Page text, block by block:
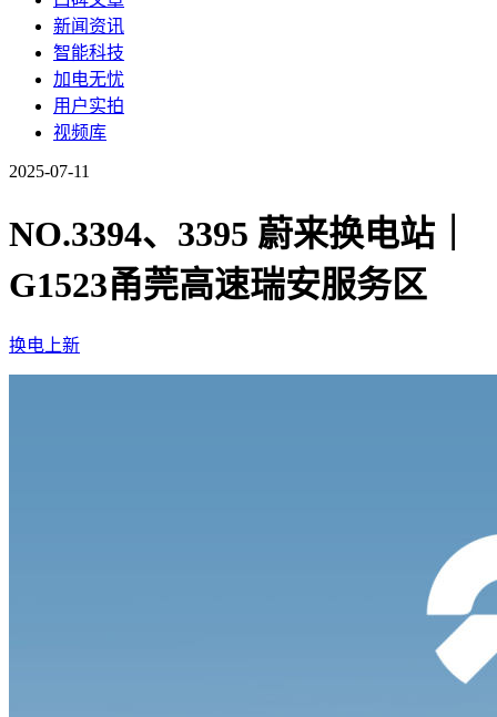
新闻资讯
智能科技
加电无忧
用户实拍
视频库
2025-07-11
NO.3394、3395 蔚来换电站｜
G1523甬莞高速瑞安服务区
换电上新